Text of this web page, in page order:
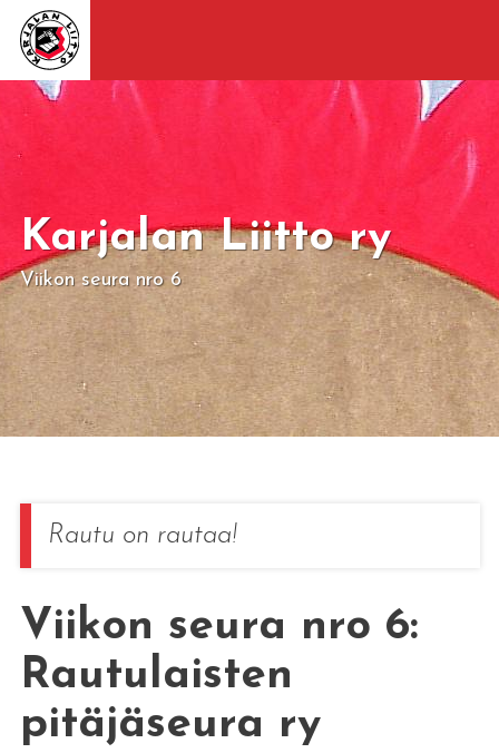
Karjalan Liitto ry
Viikon seura nro 6
Rautu on rautaa!
Viikon seura nro 6:
Rautulaisten
pitäjäseura ry